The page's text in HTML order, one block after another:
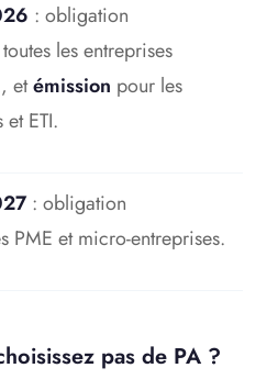
: obligation
les entreprises
etémission pour les
ETI.
: obligation
PME et micro-entreprises.
pas de PA ?